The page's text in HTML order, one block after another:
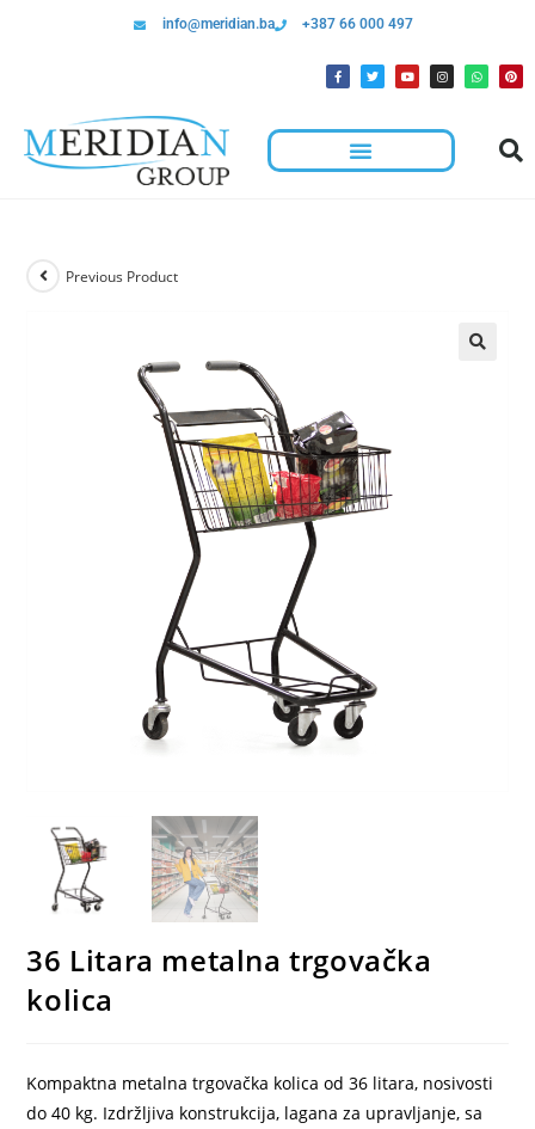
info@meridian.ba +387 66 000 497
Previous Product
36 Litara metalna trgovačka
kolica
Kompaktna metalna trgovačka kolica od 36 litara, nosivosti
do 40 kg. Izdržljiva konstrukcija, lagana za upravljanje, sa